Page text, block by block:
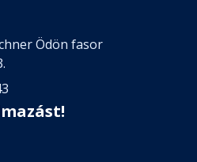
Ödön fasor